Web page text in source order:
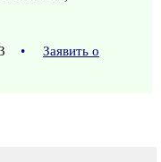
•
Заявить о